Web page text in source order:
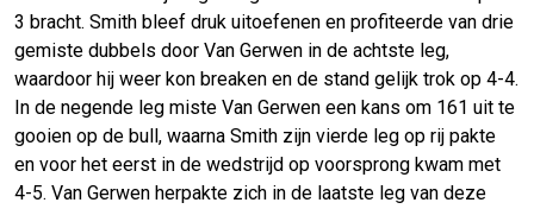
3 bracht. Smith bleef druk uitoefenen en profiteerde van drie
gemiste dubbels door Van Gerwen in de achtste leg,
waardoor hij weer kon breaken en de stand gelijk trok op 4-4.
In de negende leg miste Van Gerwen een kans om 161 uit te
gooien op de bull, waarna Smith zijn vierde leg op rij pakte
en voor het eerst in de wedstrijd op voorsprong kwam met
4-5. Van Gerwen herpakte zich in de laatste leg van deze